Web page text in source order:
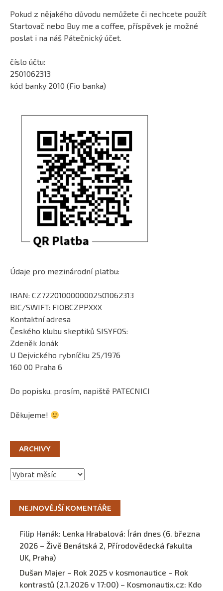
Pokud z nějakého důvodu nemůžete či nechcete použít
Startovač nebo Buy me a coffee, příspěvek je možné
poslat i na náš Pátečnický účet.
číslo účtu:
2501062313
kód banky 2010 (Fio banka)
Údaje pro mezinárodní platbu:
IBAN: CZ7220100000002501062313
BIC/SWIFT: FIOBCZPPXXX
Kontaktní adresa
Českého klubu skeptiků SISYFOS:
Zdeněk Jonák
U Dejvického rybníčku 25/1976
160 00 Praha 6
Do popisku, prosím, napiště PATECNICI
Děkujeme!
ARCHIVY
Archivy
NEJNOVĚJŠÍ KOMENTÁŘE
Filip Hanák: Lenka Hrabalová: Írán dnes (6. března
2026 – Živě Benátská 2, Přírodovědecká fakulta
UK, Praha)
Dušan Majer – Rok 2025 v kosmonautice – Rok
kontrastů (2.1.2026 v 17:00) – Kosmonautix.cz: Kdo